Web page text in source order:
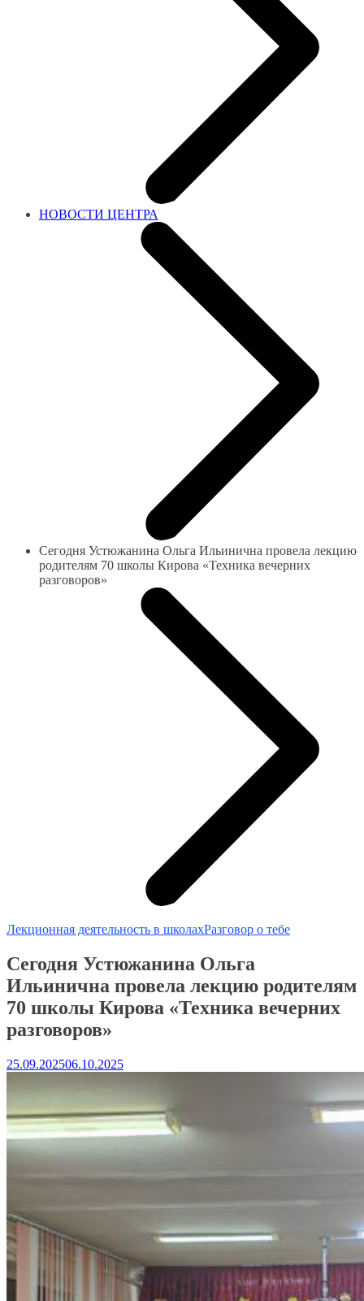
НОВОСТИ ЦЕНТРА
Сегодня Устюжанина Ольга Ильинична провела лекцию
родителям 70 школы Кирова «Техника вечерних
разговоров»
Лекционная деятельность в школахРазговор о тебе
Сегодня Устюжанина Ольга
Ильинична провела лекцию родителям
70 школы Кирова «Техника вечерних
разговоров»
25.09.202506.10.2025